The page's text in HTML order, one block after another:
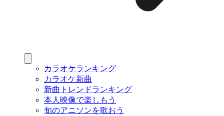
カラオケランキング
カラオケ新曲
新曲トレンドランキング
本人映像で楽しもう
旬のアニソンを歌おう